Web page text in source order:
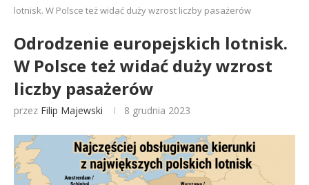
lotnisk. W Polsce też widać duży wzrost liczby pasażerów
Odrodzenie europejskich lotnisk.
W Polsce też widać duży wzrost
liczby pasażerów
przez Filip Majewski 8 grudnia 2023